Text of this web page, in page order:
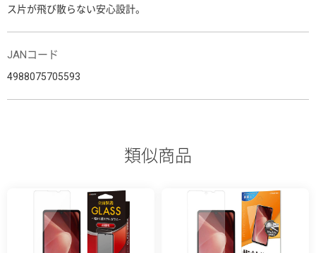
ス片が飛び散らない安心設計。
JANコード
4988075705593
類似商品